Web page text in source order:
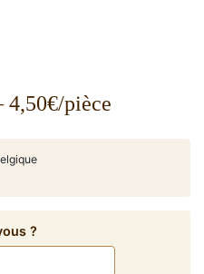
4,50€/pièce
?